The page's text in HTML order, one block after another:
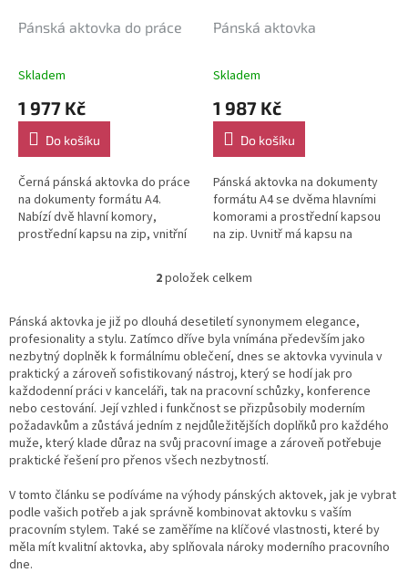
Pánská aktovka do práce
Skladem
1 977 Kč
Do košíku
Černá pánská aktovka do práce
na dokumenty formátu A4.
Nabízí dvě hlavní komory,
prostřední kapsu na zip, vnitřní
Pánská aktovka
Skladem
1 987 Kč
Do košíku
Pánská aktovka na dokumenty
formátu A4 se dvěma hlavními
komorami a prostřední kapsou
na zip. Uvnitř má kapsu na
další kapsy jsou pod klopou a
na...
O
l
á
d
a
c
í
p
r
v
y
v
ý
p
2položek celkem
Pánská aktovka je již po dlouhá desetiletí synonymem elegance,
profesionality a stylu. Zatímco dříve byla vnímána především jako
nezbytný doplněk k formálnímu oblečení, dnes se aktovka vyvinula v
praktický a zároveň sofistikovaný nástroj, který se hodí jak pro
každodenní práci v kanceláři, tak na pracovní schůzky, konference
nebo cestování. Její vzhled i funkčnost se přizpůsobily moderním
požadavkům a zůstává jedním z nejdůležitějších doplňků pro každého
muže, který klade důraz na svůj pracovní image a zároveň potřebuje
praktické řešení pro přenos všech nezbytností.
V tomto článku se podíváme na výhody pánských aktovek, jak je vybrat
podle vašich potřeb a jak správně kombinovat aktovku s vaším
pracovním stylem. Také se zaměříme na klíčové vlastnosti, které by
měla mít kvalitní aktovka, aby splňovala nároky moderního pracovního
dne.